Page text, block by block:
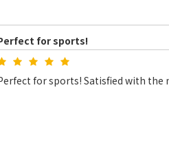
for sports!
for sports! Satisfied with the